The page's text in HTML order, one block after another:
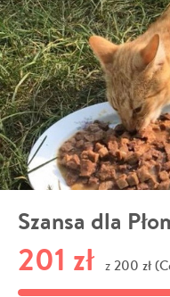
Szansa dla
201 zł z 200 zł